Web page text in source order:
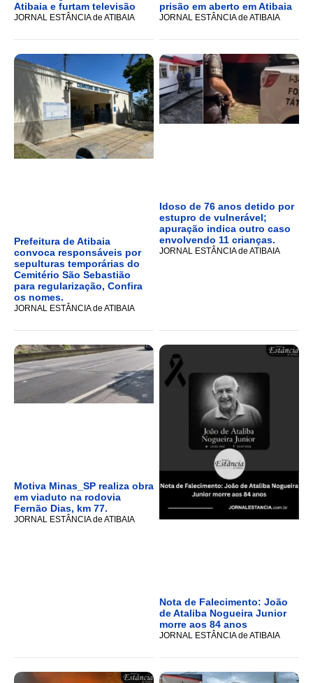
Atibaia e furtam televisão
JORNAL ESTÂNCIA de ATIBAIA
prisão em aberto em Atibaia
JORNAL ESTÂNCIA de ATIBAIA
Prefeitura de Atibaia
convoca responsáveis por
sepulturas temporárias do
Cemitério São Sebastião
para regularização, Confira
os nomes.
JORNAL ESTÂNCIA de ATIBAIA
Idoso de 76 anos detido por
estupro de vulnerável;
apuração indica outro caso
envolvendo 11 crianças.
JORNAL ESTÂNCIA de ATIBAIA
Motiva Minas_SP realiza obra
em viaduto na rodovia
Fernão Dias, km 77.
JORNAL ESTÂNCIA de ATIBAIA
Nota de Falecimento: João
de Ataliba Nogueira Junior
morre aos 84 anos
JORNAL ESTÂNCIA de ATIBAIA